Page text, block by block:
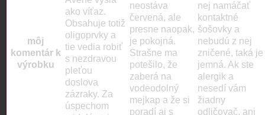
môj
komentár k
výrobku
ako víťaz.
Obsahuje totiž
oligoprvky a
tie vedia robiť
s nezdravou
pleťou
doslova
zázraky. Za
úspechom
neostáva
červená, ale
presne naopak,
je pokojná.
Strašne ma
potešilo, že
zaberá na
vodeodolný
mejkap a že si
poradí aj s
nej namáčať
kontaktné
šošovky a
nebudú z nej
zničené, taká je
jemná. Ak ste
alergik a
nesedí vám
žiadny
odličovač, ani